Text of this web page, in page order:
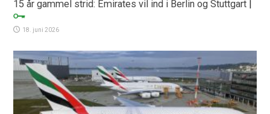
15 år gammel strid: Emirates vil ind i Berlin og Stuttgart |
18. juni 2026